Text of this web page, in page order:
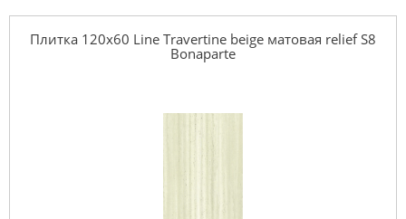
Плитка 120x60 Line Travertine beige матовая relief S8
Bonaparte